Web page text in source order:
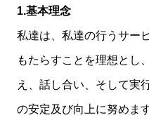
1.基本理念
私達は、私達の行うサー
もたらすことを理想とし
え、話し合い、そして実
の安定及び向上に努めます